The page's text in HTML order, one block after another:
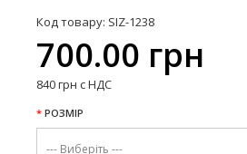
Код товару: SIZ-1238
700.00 грн
840 грн с НДС
РОЗМІР